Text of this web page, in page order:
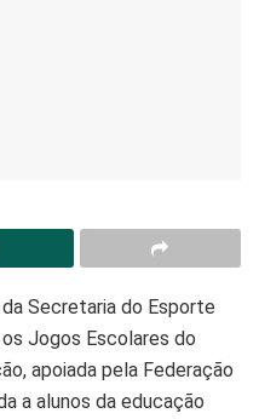
Secretaria do Esporte
os Jogos Escolares do
apoiada pela Federação
a alunos da educação